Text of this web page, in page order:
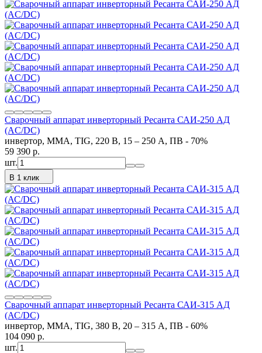
Сварочный аппарат инверторный Ресанта САИ-250 АД
(AC/DC)
инвертор, MMA, TIG, 220 В, 15 – 250 А, ПВ - 70%
59 390 p.
шт.
В 1 клик
Сварочный аппарат инверторный Ресанта САИ-315 АД
(АС/DC)
инвертор, MMA, TIG, 380 В, 20 – 315 А, ПВ - 60%
104 090 p.
шт.